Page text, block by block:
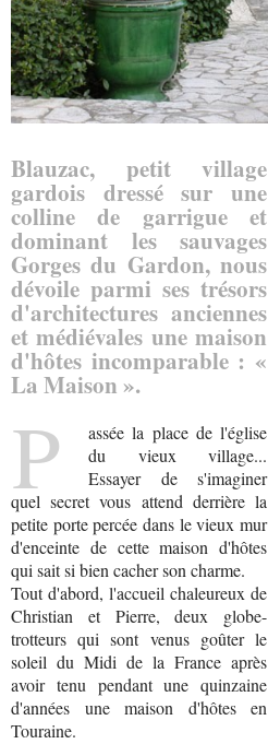
Blauzac, petit village
gardois dressé sur une
colline de garrigue et
dominant les sauvages
Gorges du Gardon, nous
dévoile parmi ses trésors
d'architectures anciennes
et médiévales une maison
d'hôtes incomparable : «
La Maison ».
P
assée la place de l'église
du vieux village...
Essayer de s'imaginer
quel secret vous attend derrière la
petite porte percée dans le vieux mur
d'enceinte de cette maison d'hôtes
qui sait si bien cacher son charme.
Tout d'abord, l'accueil chaleureux de
Christian et Pierre, deux globe-
trotteurs qui sont venus goûter le
soleil du Midi de la France après
avoir tenu pendant une quinzaine
d'années une maison d'hôtes en
Touraine.